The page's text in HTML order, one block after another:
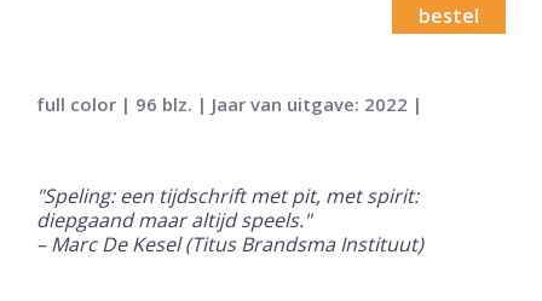
bestel
full color | 96 blz. | Jaar van uitgave: 2022 |
"Speling: een tijdschrift met pit, met spirit:
diepgaand maar altijd speels."
– Marc De Kesel (Titus Brandsma Instituut)